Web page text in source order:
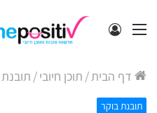
תפריט התחבר
דף הבית/ תוכן חיובי/
תובנת בוקר